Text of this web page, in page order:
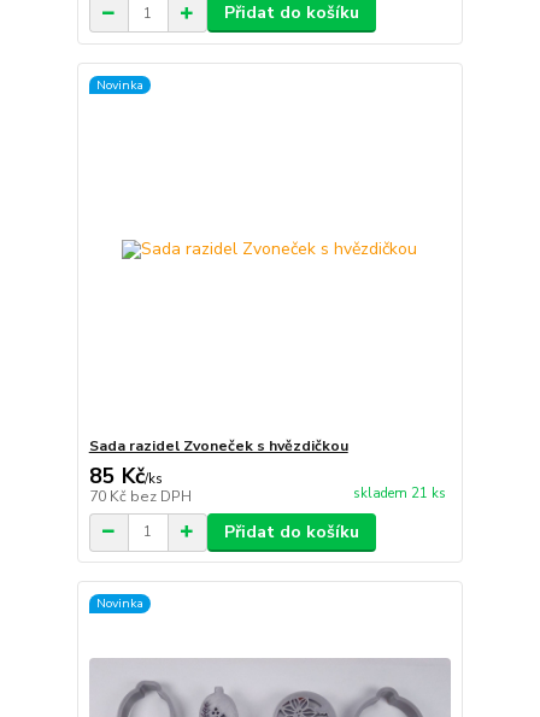
Přidat do košíku
Novinka
Sada razidel Zvoneček s hvězdičkou
85 Kč/ks
70 Kč bez DPH skladem 21 ks
Přidat do košíku
Novinka